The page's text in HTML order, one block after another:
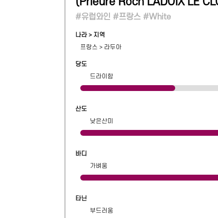
#유럽와인 #프랑스 #White
나라 > 지역
프랑스 > 라두아
당도
드라이함
산도
낮은산미
바디
가벼움
타닌
부드러움